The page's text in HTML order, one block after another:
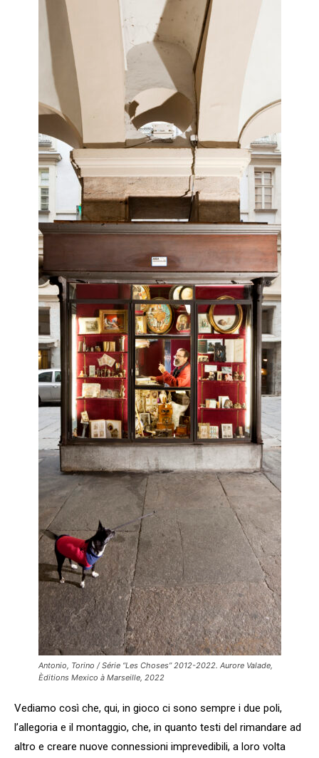
Antonio, Torino / Série “Les Choses” 2012-2022. Aurore Valade,
Èditions Mexico à Marseille, 2022
Vediamo così che, qui, in gioco ci sono sempre i due poli,
l’allegoria e il montaggio, che, in quanto testi del rimandare ad
altro e creare nuove connessioni imprevedibili, a loro volta